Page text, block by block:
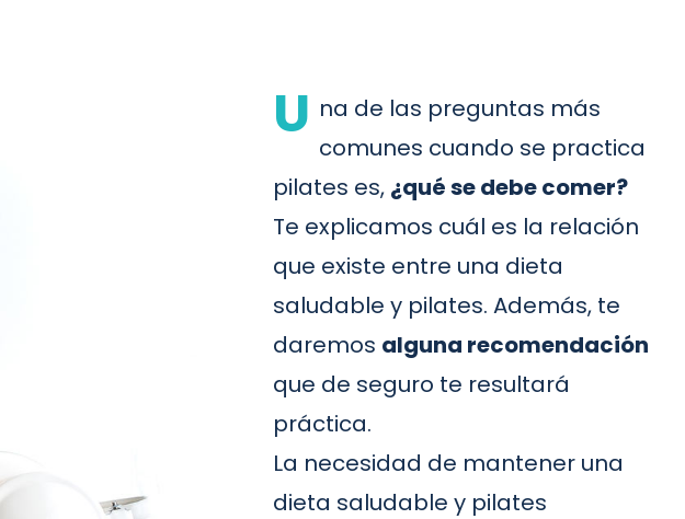
U na de las preguntas más
comunes cuando se practica
pilates es, ¿qué se debe comer?
Te explicamos cuál es la relación
que existe entre una dieta
saludable y pilates. Además, te
daremos alguna recomendación
que de seguro te resultará
práctica.
La necesidad de mantener una
dieta saludable y pilates